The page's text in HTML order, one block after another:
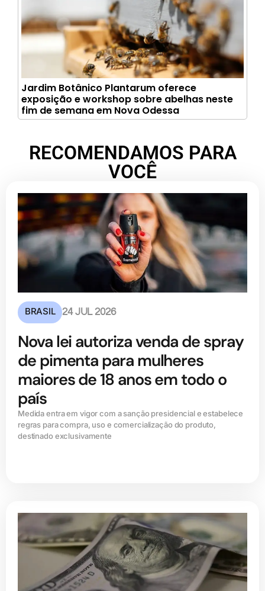
Jardim Botânico Plantarum oferece
exposição e workshop sobre abelhas neste
fim de semana em Nova Odessa
RECOMENDAMOS PARA
VOCÊ
BRASIL 24 JUL 2026
Nova lei autoriza venda de spray
de pimenta para mulheres
maiores de 18 anos em todo o
país
Medida entra em vigor com a sanção presidencial e estabelece
regras para compra, uso e comercialização do produto,
destinado exclusivamente